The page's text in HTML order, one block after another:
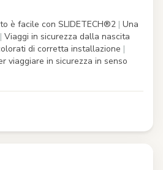
è facile con SLIDETECH®2 | Una
| Viaggi in sicurezza dalla nascita
di corretta installazione |
viaggiare in sicurezza in senso